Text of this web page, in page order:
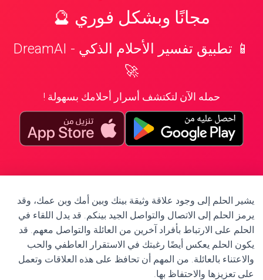
مجانًا وبشكل فوري 🔮
📱 تطبيق تفسير الأحلام الذكي - DreamAI
🚀
حمله الآن لتكتشف أسرار أحلامك بسهولة !
يشير الحلم إلى وجود علاقة وثيقة بينك وبين أمك وبن عمك، وقد
يرمز الحلم إلى الاتصال والتواصل الجيد بينكم. قد يدل اللقاء في
الحلم على الارتباط بأفراد آخرين من العائلة والتواصل معهم. قد
يكون الحلم يعكس أيضًا رغبتك في الاستقرار العاطفي والحب
والاعتناء بالعائلة. من المهم أن تحافظ على هذه العلاقات وتعمل
على تعزيزها والاحتفاظ بها.